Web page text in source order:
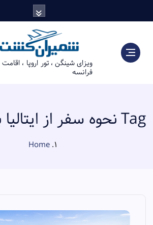
ویزای شینگن ، تور اروپا ، اقامت
فرانسه
Tag نحوه سفر از ایتالیا به ساردینی
Home